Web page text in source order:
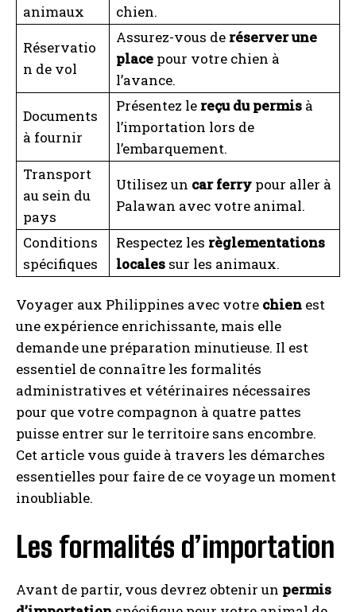
I WANT IN
I've read and accept thePrivacy Policy
A LIRE : Balade dans le Var : criques calcaires et
villages perchés
animaux
chien.
Réservatio
n de vol
Assurez-vous de réserver une
place pour votre chien à
l’avance.
Documents
à fournir
Présentez le reçu du permis à
l’importation lors de
l’embarquement.
Transport
au sein du
pays
Utilisez un car ferry pour aller à
Palawan avec votre animal.
Conditions
spécifiques
Respectez les règlementations
locales sur les animaux.
Voyager aux Philippines avec votre chien est
une expérience enrichissante, mais elle
demande une préparation minutieuse. Il est
essentiel de connaître les formalités
administratives et vétérinaires nécessaires
pour que votre compagnon à quatre pattes
puisse entrer sur le territoire sans encombre.
Cet article vous guide à travers les démarches
essentielles pour faire de ce voyage un moment
inoubliable.
Les formalités d’importation
Avant de partir, vous devrez obtenir un permis